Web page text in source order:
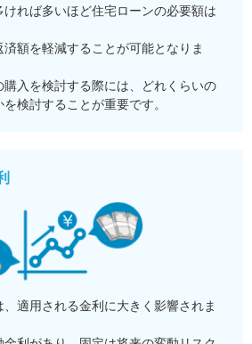
れば多いほど住宅ローンの必要額は
額を軽減することが可能となりま
購入を検討する際には、どれくらいの
検討することが重要です。
適用される金利に大きく影響されま